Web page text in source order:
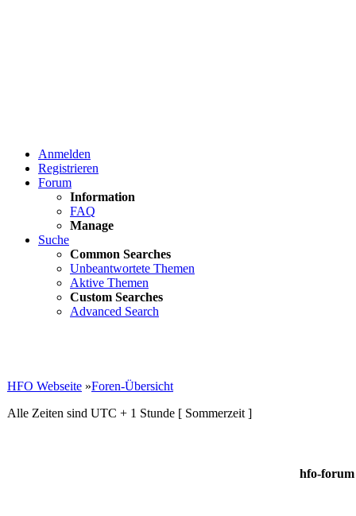
Anmelden
Registrieren
Forum
Information
FAQ
Manage
Suche
Common Searches
Unbeantwortete Themen
Aktive Themen
Custom Searches
Advanced Search
HFO Webseite »Foren-Übersicht
Alle Zeiten sind UTC + 1 Stunde [ Sommerzeit ]
hfo-